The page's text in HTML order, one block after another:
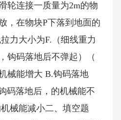
轮连接一质量为2m的物
，在物块P下落到地面的
力大小为F.（细线重力
钩码落地后不弹起）（
械能增大 B.钩码落地
码落地后，的机械能不
械能减小二、填空题